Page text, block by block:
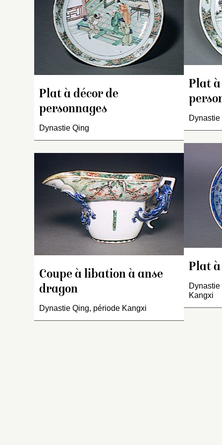
Plat à décor de
personnages
Dynastie Qing
ji
Coupe à libation à anse
dragon
Dynastie Qing, période Kangxi
Plat à
Dynastie
Plat à
Kangxi